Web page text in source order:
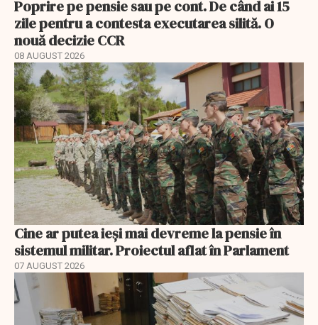
Poprire pe pensie sau pe cont. De când ai 15
zile pentru a contesta executarea silită. O
nouă decizie CCR
08 AUGUST 2026
Cine ar putea ieși mai devreme la pensie în
sistemul militar. Proiectul aflat în Parlament
07 AUGUST 2026